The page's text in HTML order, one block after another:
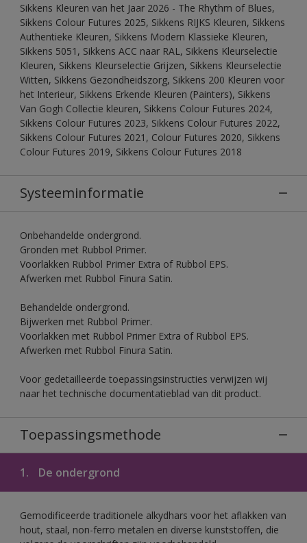
Sikkens Kleuren van het Jaar 2026 - The Rhythm of Blues,
Sikkens Colour Futures 2025, Sikkens RIJKS Kleuren, Sikkens
Authentieke Kleuren, Sikkens Modern Klassieke Kleuren,
Sikkens 5051, Sikkens ACC naar RAL, Sikkens Kleurselectie
Kleuren, Sikkens Kleurselectie Grijzen, Sikkens Kleurselectie
Witten, Sikkens Gezondheidszorg, Sikkens 200 Kleuren voor
het Interieur, Sikkens Erkende Kleuren (Painters), Sikkens
Van Gogh Collectie kleuren, Sikkens Colour Futures 2024,
Sikkens Colour Futures 2023, Sikkens Colour Futures 2022,
Sikkens Colour Futures 2021, Colour Futures 2020, Sikkens
Colour Futures 2019, Sikkens Colour Futures 2018
Systeeminformatie
Onbehandelde ondergrond.
Gronden met Rubbol Primer.
Voorlakken Rubbol Primer Extra of Rubbol EPS.
Afwerken met Rubbol Finura Satin.
Behandelde ondergrond.
Bijwerken met Rubbol Primer.
Voorlakken met Rubbol Primer Extra of Rubbol EPS.
Afwerken met Rubbol Finura Satin.
Voor gedetailleerde toepassingsinstructies verwijzen wij
naar het technische documentatieblad van dit product.
Toepassingsmethode
1. De ondergrond
Gemodificeerde traditionele alkydhars voor het aflakken van
hout, staal, non-ferro metalen en diverse kunststoffen, die